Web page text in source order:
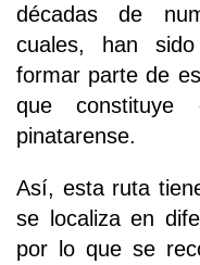
décadas de
cuales, han
formar parte de
que constituye
pinatarense.
Así, esta ruta
se localiza en
por lo que se